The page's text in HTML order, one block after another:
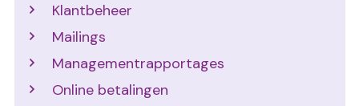
Klantbeheer
Mailings
Managementrapportages
Online betalingen